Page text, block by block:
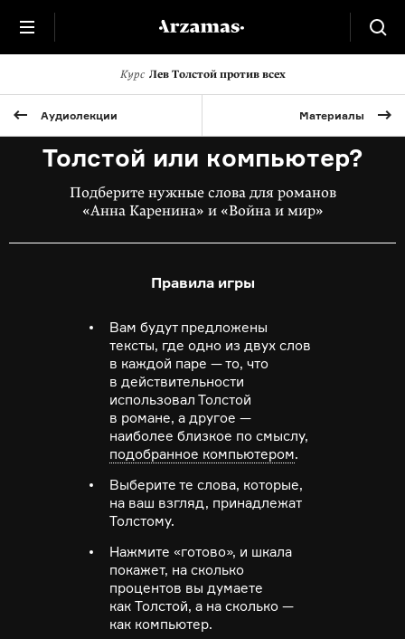
Курс Лев Толстой против всех
Аудиолекции Материалы
Толстой или компьютер?
Подберите нужные слова для романов
«Анна Каренина» и «Война и мир»
Правила игры
Вам будут предложены
тексты, где одно из двух слов
в каждой паре — то, что
в действительности
использовал Толстой
в романе, а другое —
наиболее близкое по смыслу,
подобранное компьютером.
Выберите те слова, которые,
на ваш взгляд, принадлежат
Толстому.
Нажмите «готово», и шкала
покажет, на сколько
процентов вы думаете
как Толстой, а на сколько —
как компьютер.